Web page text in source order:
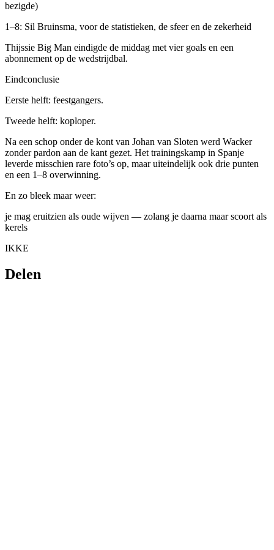
bezigde)
1–8: Sil Bruinsma, voor de statistieken, de sfeer en de zekerheid
Thijssie Big Man eindigde de middag met vier goals en een
abonnement op de wedstrijdbal.
Eindconclusie
Eerste helft: feestgangers.
Tweede helft: koploper.
Na een schop onder de kont van Johan van Sloten werd Wacker
zonder pardon aan de kant gezet. Het trainingskamp in Spanje
leverde misschien rare foto’s op, maar uiteindelijk ook drie punten
en een 1–8 overwinning.
En zo bleek maar weer:
je mag eruitzien als oude wijven — zolang je daarna maar scoort als
kerels
IKKE
Delen